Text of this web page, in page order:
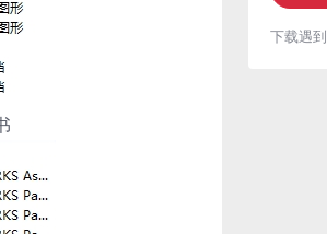
下载遇